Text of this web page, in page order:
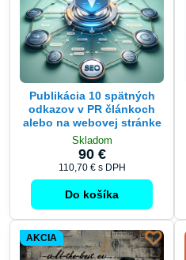
Publikácia 10 spätných
odkazov v PR článkoch
alebo na webovej stránke
Skladom
90 €
110,70 € s DPH
Do košíka
AKCIA